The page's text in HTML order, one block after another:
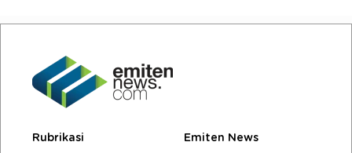
Rubrikasi Emiten News